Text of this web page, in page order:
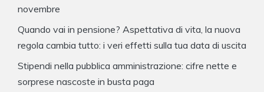
novembre
Quando vai in pensione? Aspettativa di vita, la nuova
regola cambia tutto: i veri effetti sulla tua data di uscita
Stipendi nella pubblica amministrazione: cifre nette e
sorprese nascoste in busta paga